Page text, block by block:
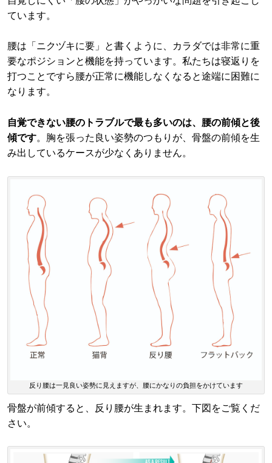
ています。
腰は「ニクヅキに要」と書くように、カラダでは非常に重
要なポジションと機能を持っています。私たちは寝返りを
打つことですら腰が正常に機能しなくなると途端に困難に
なります。
自覚できない腰のトラブルで最も多いのは、腰の前傾と後
傾です。胸を張った良い姿勢のつもりが、骨盤の前傾を生
み出しているケースが少なくありません。
反り腰は一見良い姿勢に見えますが、腰にかなりの負担をかけています
骨盤が前傾すると、反り腰が生まれます。下図をご覧くだ
さい。